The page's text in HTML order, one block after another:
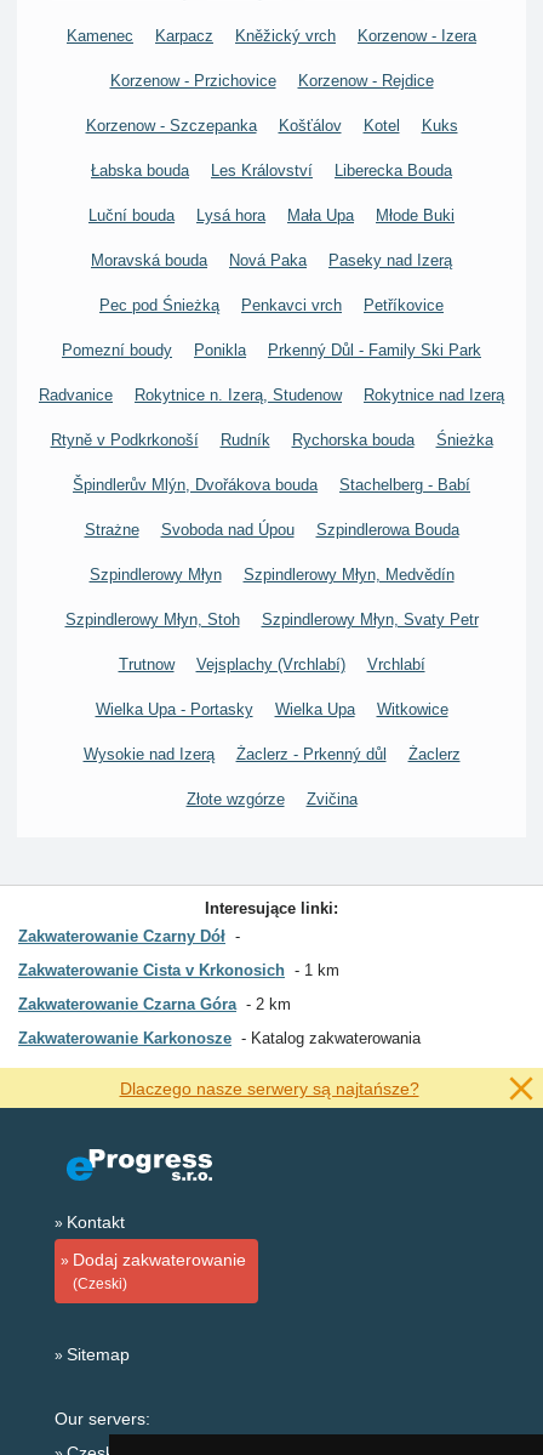
Kamenec Karpacz Kněžický vrch Korzenow - Izera
Korzenow - Przichovice Korzenow - Rejdice
Korzenow - Szczepanka Košťálov Kotel Kuks
Łabska bouda Les Království Liberecka Bouda
Luční bouda Lysá hora Mała Upa Młode Buki
Moravská bouda Nová Paka Paseky nad Izerą
Pec pod Śnieżką Penkavci vrch Petříkovice
Pomezní boudy Ponikla Prkenný Důl - Family Ski Park
Radvanice Rokytnice n. Izerą, Studenow Rokytnice nad Izerą
Rtyně v Podkrkonoší Rudník Rychorska bouda Śnieżka
Špindlerův Mlýn, Dvořákova bouda Stachelberg - Babí
Strażne Svoboda nad Úpou Szpindlerowa Bouda
Szpindlerowy Młyn Szpindlerowy Młyn, Medvědín
Szpindlerowy Młyn, Stoh Szpindlerowy Młyn, Svaty Petr
Trutnow Vejsplachy (Vrchlabí) Vrchlabí
Wielka Upa - Portasky Wielka Upa Witkowice
Wysokie nad Izerą Żaclerz - Prkenný důl Żaclerz
Złote wzgórze Zvičina
Interesujące linki:
Zakwaterowanie Czarny Dół
Zakwaterowanie Cista v Krkonosich
1 km
Zakwaterowanie Czarna Góra
2 km
Zakwaterowanie Karkonosze
Katalog zakwaterowania
Dlaczego nasze serwery są najtańsze?
Kontakt
Dodaj zakwaterowanie
(Czeski)
Sitemap
Our servers: